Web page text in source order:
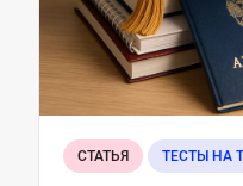
СТАТЬЯ